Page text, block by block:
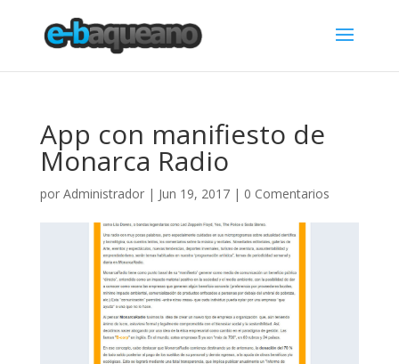
App con manifiesto de
Monarca Radio
por Administrador| Jun 19, 2017| 0 Comentarios